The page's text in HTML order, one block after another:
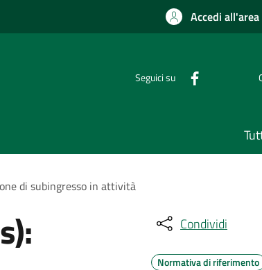
Accedi
Seguici su
di subingresso in attività
Condividi
Normativa di riferimento